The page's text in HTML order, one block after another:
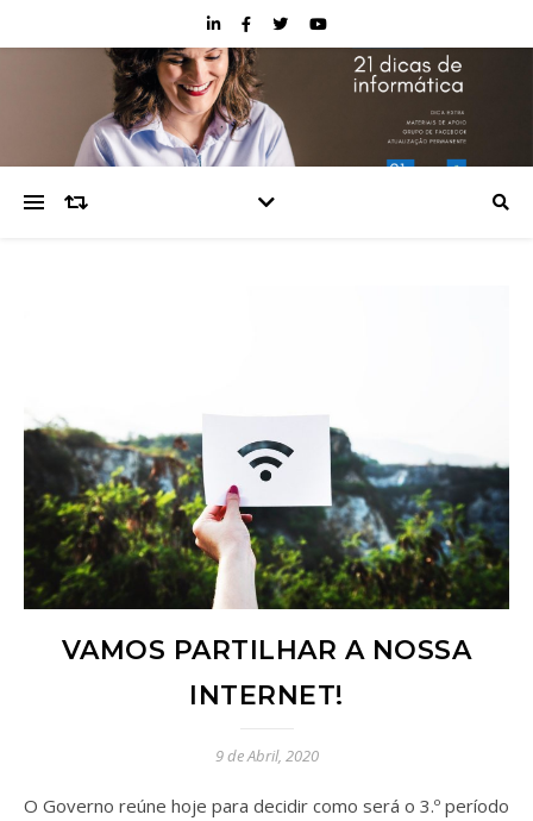
VAMOS PARTILHAR A NOSSA
INTERNET!
9 de Abril, 2020
O Governo reúne hoje para decidir como será o 3.º período